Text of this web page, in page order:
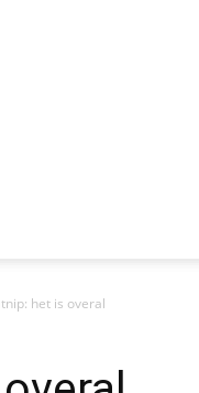
het is overal